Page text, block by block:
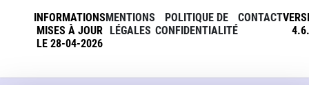
INFORMATIONS
MISES À JOUR
LE 28-04-2026
MENTIONS
LÉGALES
POLITIQUE DE
CONFIDENTIALITÉ
CONTACT